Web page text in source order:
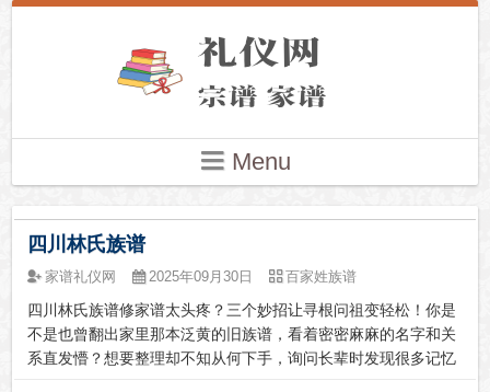
Menu
四川林氏族谱
家谱礼仪网 2025年09月30日 百家姓族谱
四川林氏族谱修家谱太头疼？三个妙招让寻根问祖变轻松！你是
不是也曾翻出家里那本泛黄的旧族谱，看着密密麻麻的名字和关
系直发懵？想要整理却不知从何下手，询问长辈时发现很多记忆